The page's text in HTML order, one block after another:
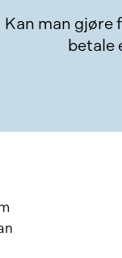
Kan man gjøre
betale